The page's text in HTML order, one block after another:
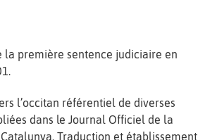
la première sentence judiciaire en
l’occitan référentiel de diverses
dans le Journal Officiel de la
Traduction et établissement